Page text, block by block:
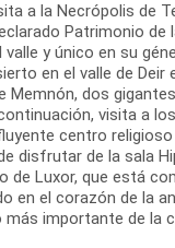
a la Necrópolis de
Patrimonio de
y único en su
en el valle de
Memnón, dos
visita a
centro
disfrutar de la sala
de Luxor, que está
en el corazón de la
importante de la